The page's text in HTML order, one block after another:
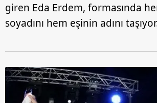
giren Eda Erdem, formasında
soyadını hem eşinin adını